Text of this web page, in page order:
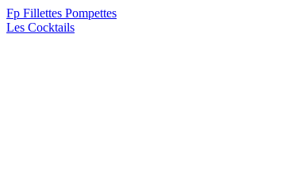
Fp Fillettes Pompettes
Les Cocktails